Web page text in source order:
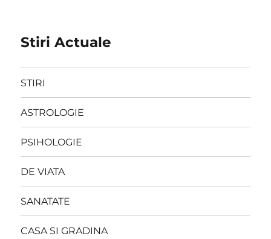
Stiri Actuale
STIRI
ASTROLOGIE
PSIHOLOGIE
DE VIATA
SANATATE
CASA SI GRADINA